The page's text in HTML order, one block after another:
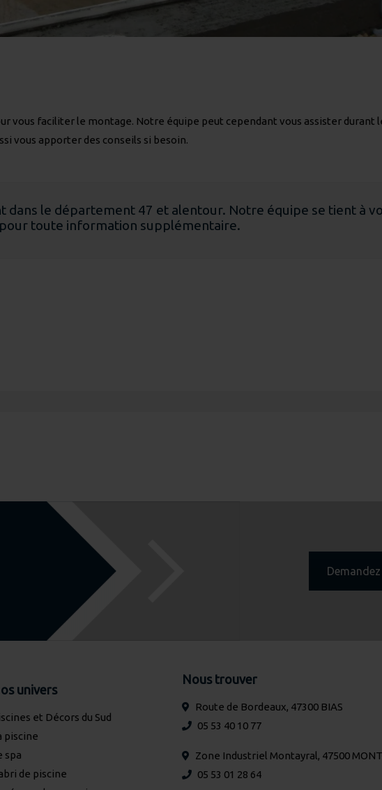
vous faciliter le montage. Notre équipe peut cependant vous assister durant
vous apporter des conseils si besoin.
dans le département 47 et alentour. Notre équipe se tient à
pour toute information supplémentaire.
univers
et Décors du Sud
piscine
spa
de piscine
Nous trouver
Route de Bordeaux, 47300 BIAS
05 53 40 10 77
Zone Industriel Montayral, 47500
05 53 01 28 64